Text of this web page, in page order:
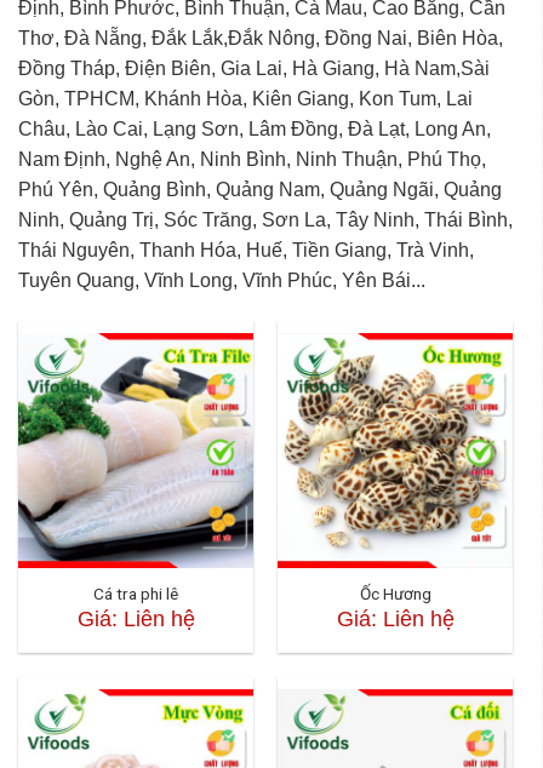
Định, Bình Phước, Bình Thuận, Cà Mau, Cao Bằng, Cần
Thơ, Đà Nẵng, Đắk Lắk,Đắk Nông, Đồng Nai, Biên Hòa,
Đồng Tháp, Điện Biên, Gia Lai, Hà Giang, Hà Nam,Sài
Gòn, TPHCM, Khánh Hòa, Kiên Giang, Kon Tum, Lai
Châu, Lào Cai, Lạng Sơn, Lâm Đồng, Đà Lạt, Long An,
Nam Định, Nghệ An, Ninh Bình, Ninh Thuận, Phú Thọ,
Phú Yên, Quảng Bình, Quảng Nam, Quảng Ngãi, Quảng
Ninh, Quảng Trị, Sóc Trăng, Sơn La, Tây Ninh, Thái Bình,
Thái Nguyên, Thanh Hóa, Huế, Tiền Giang, Trà Vinh,
Tuyên Quang, Vĩnh Long, Vĩnh Phúc, Yên Bái...
Cá tra phi lê
Giá: Liên hệ
Ốc Hương
Giá: Liên hệ